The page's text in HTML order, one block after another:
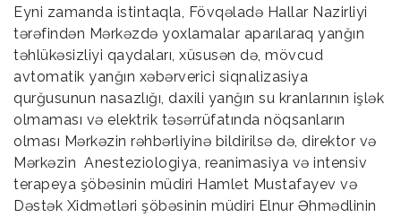
Eyni zamanda istintaqla, Fövqəladə Hallar Nazirliyi
tərəfindən Mərkəzdə yoxlamalar aparılaraq yanğın
təhlükəsizliyi qaydaları, xüsusən də, mövcud
avtomatik yanğın xəbərverici siqnalizasiya
qurğusunun nasazlığı, daxili yanğın su kranlarının işlək
olmaması və elektrik təsərrüfatında nöqsanların
olması Mərkəzin rəhbərliyinə bildirilsə də, direktor və
Mərkəzin Anesteziologiya, reanimasiya və intensiv
terapeya şöbəsinin müdiri Hamlet Mustafayev və
Dəstək Xidmətləri şöbəsinin müdiri Elnur Əhmədlinin